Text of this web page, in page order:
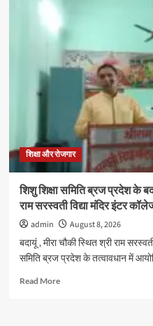
ब्लूमिंगडेल
विशेषज्ञों
समस्या
प्रबंधन
और
प्रभावी
गुर
शिक्षा और रोजगार
शिशु शिक्षा समिति ब्रज प्रदेश के
राम सरस्वती विद्या मंदिर इंटर
admin
August 8, 2026
बदायूं , मीरा चौकी स्थित श्री राम
समिति ब्रज प्रदेश के तत्वावधान में
Read MoreRead